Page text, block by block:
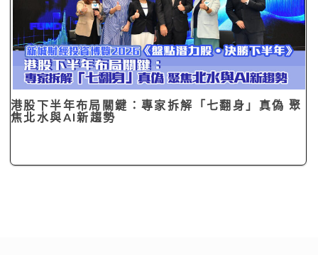
港股下半年布局關鍵：專家拆解「七翻身」真偽 聚
焦北水與AI新趨勢